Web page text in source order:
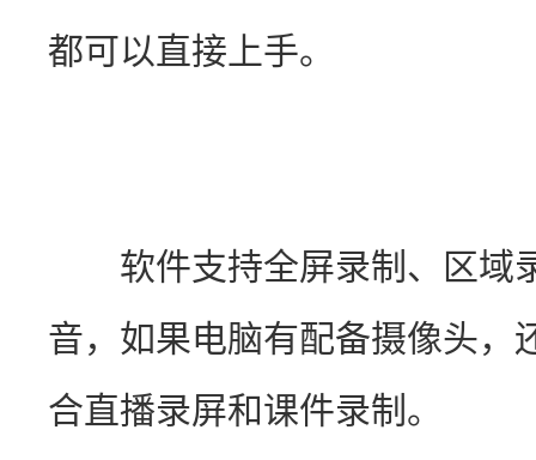
都可以直接上手。
软件支持全屏录制、区域
音，如果电脑有配备摄像头，
合直播录屏和课件录制。